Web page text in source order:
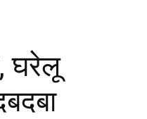
घरेलू